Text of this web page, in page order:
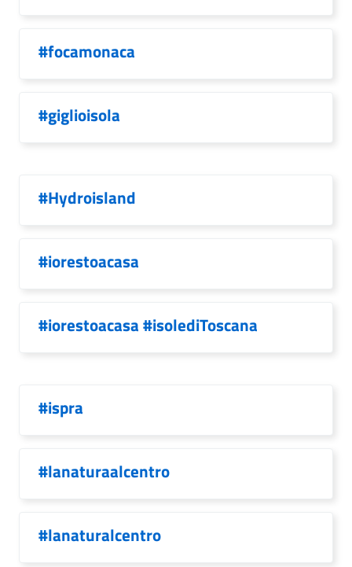
#focamonaca
#giglioisola
#Hydroisland
#iorestoacasa
#iorestoacasa #isolediToscana
#ispra
#lanaturaalcentro
#lanaturalcentro